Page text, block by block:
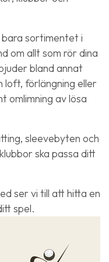
sortimentet i
om allt som rör dina
bland annat
loft, förlängning eller
omlimning av lösa
sleevebyten och
ska passa ditt
ser vi till att hitta en
spel.